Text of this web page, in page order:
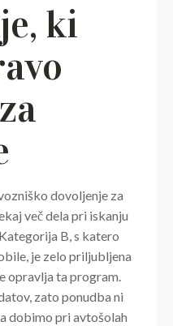
ki
dovoljenje za
več dela pri iskanju
B, s katero
je zelo priljubljena
opravlja ta program.
zato ponudba ni
dobimo pri avtošolah